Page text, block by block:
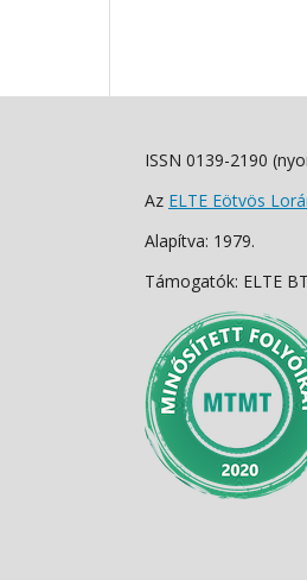
ISSN 0139-2190
Az ELTE Eötvös
Alapítva: 1979.
Támogatók: ELTE